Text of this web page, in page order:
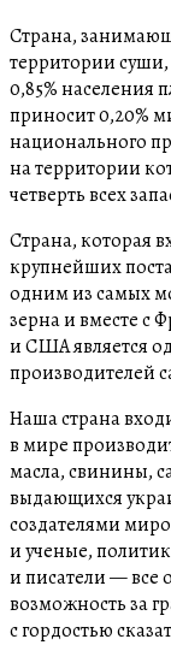
Страна,
территории
0,85% населения
приносит 0,20%
национального
на территории
четверть всех
Страна, которая
крупнейших
одним из самых
зерна и вместе с
и США является
производителей
Наша страна
в мире
масла, свинины,
выдающихся
создателями
и ученые,
и писатели — все
возможность за
с гордостью